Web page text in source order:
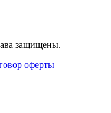
защищены.
оферты